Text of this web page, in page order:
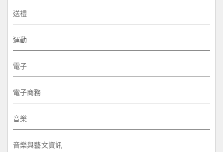
送禮
運動
電子
電子商務
音樂
音樂與藝文資訊